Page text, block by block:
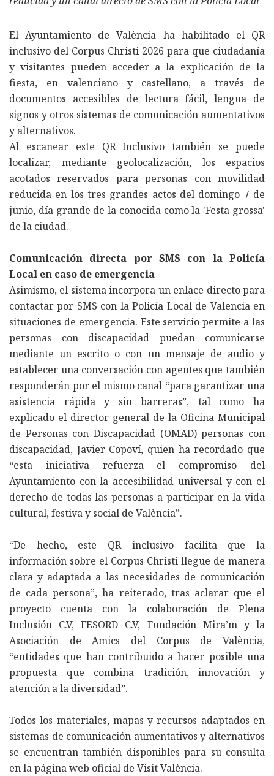
El Ayuntamiento de València ha habilitado el QR
inclusivo del Corpus Christi 2026 para que ciudadanía
y visitantes pueden acceder a la explicación de la
fiesta, en valenciano y castellano, a través de
documentos accesibles de lectura fácil, lengua de
signos y otros sistemas de comunicación aumentativos
y alternativos.
Al escanear este QR Inclusivo también se puede
localizar, mediante geolocalización, los espacios
acotados reservados para personas con movilidad
reducida en los tres grandes actos del domingo 7 de
junio, día grande de la conocida como la 'Festa grossa'
de la ciudad.
Comunicación directa por SMS con la Policía
Local en caso de emergencia
Asimismo, el sistema incorpora un enlace directo para
contactar por SMS con la Policía Local de Valencia en
situaciones de emergencia. Este servicio permite a las
personas con discapacidad puedan comunicarse
mediante un escrito o con un mensaje de audio y
establecer una conversación con agentes que también
responderán por el mismo canal “para garantizar una
asistencia rápida y sin barreras”, tal como ha
explicado el director general de la Oficina Municipal
de Personas con Discapacidad (OMAD) personas con
discapacidad, Javier Copoví, quien ha recordado que
“esta iniciativa refuerza el compromiso del
Ayuntamiento con la accesibilidad universal y con el
derecho de todas las personas a participar en la vida
cultural, festiva y social de València”.
“De hecho, este QR inclusivo facilita que la
información sobre el Corpus Christi llegue de manera
clara y adaptada a las necesidades de comunicación
de cada persona”, ha reiterado, tras aclarar que el
proyecto cuenta con la colaboración de Plena
Inclusión C.V, FESORD C.V, Fundación Mira’m y la
Asociación de Amics del Corpus de València,
“entidades que han contribuido a hacer posible una
propuesta que combina tradición, innovación y
atención a la diversidad”.
Todos los materiales, mapas y recursos adaptados en
sistemas de comunicación aumentativos y alternativos
se encuentran también disponibles para su consulta
en la página web oficial de Visit València.